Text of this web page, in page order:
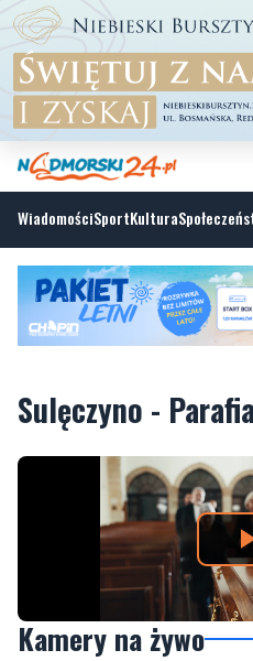
WiadomościSportKultura
Sulęczyno -
Kamery na żywo